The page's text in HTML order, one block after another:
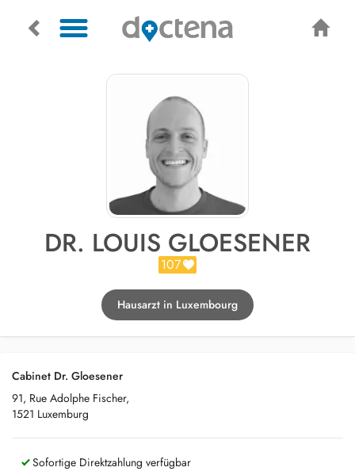
DR. LOUIS GLOESENER
107
Hausarzt in Luxembourg
Cabinet Dr. Gloesener
91, Rue Adolphe Fischer,
1521 Luxemburg
Sofortige Direktzahlung verfügbar